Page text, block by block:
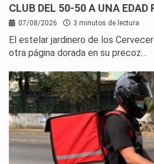
CLUB DEL 50-50 A UNA EDAD
07/08/2026 3 minutos de lectura
El estelar jardinero de los
otra página dorada en su precoz…